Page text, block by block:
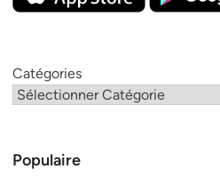
Catégories
Populaire